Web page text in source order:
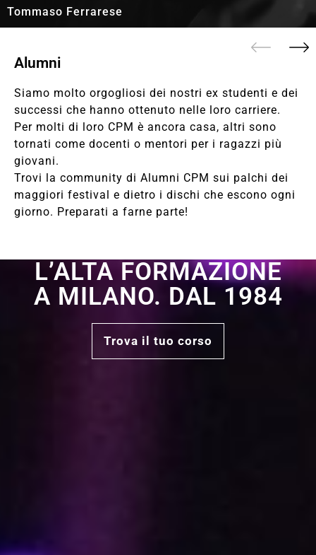
Tommaso Ferrarese
Alumni
Siamo molto orgogliosi dei nostri ex studenti e dei
successi che hanno ottenuto nelle loro carriere.
Per molti di loro CPM è ancora casa, altri sono
tornati come docenti o mentori per i ragazzi più
giovani.
Trovi la community di Alumni CPM sui palchi dei
maggiori festival e dietro i dischi che escono ogni
giorno. Preparati a farne parte!
L’ALTA FORMAZIONE
A MILANO. DAL 1984
Trova il tuo corso